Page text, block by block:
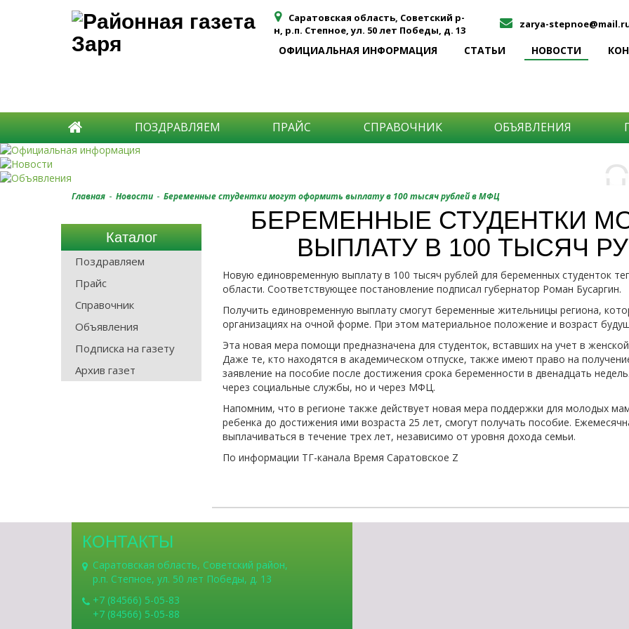
Саратовская область, Советский р-
н, р.п. Степное, ул. 50 лет Победы, д. 13
zarya-
ОФИЦИАЛЬНАЯ ИНФОРМАЦИЯ СТАТЬИ НОВОСТИ
ПОЗДРАВЛЯЕМ ПРАЙС СПРАВОЧНИК ОБЪЯВЛЕНИЯ
-
-
-
-
-
О
Главная - Новости - Беременные студентки могут оформить выплату в 100 тысяч рублей в МФЦ
Каталог
Поздравляем
Прайс
Справочник
Объявления
Подписка на газету
Архив газет
БЕРЕМЕННЫЕ СТУДЕНТКИ
ВЫПЛАТУ В 100 ТЫСЯЧ
Новую единовременную выплату в 100 тысяч рублей для беременных студенток
области. Соответствующее постановление подписал губернатор Роман Бусаргин.
Получить единовременную выплату смогут беременные жительницы региона,
организациях на очной форме. При этом материальное положение и возраст
Эта новая мера помощи предназначена для студенток, вставших на учет в
Даже те, кто находятся в академическом отпуске, также имеют право на
заявление на пособие после достижения срока беременности в двенадцать
через социальные службы, но и через МФЦ.
Напомним, что в регионе также действует новая мера поддержки для молодых
ребенка до достижения ими возраста 25 лет, смогут получать пособие.
выплачиваться в течение трех лет, независимо от уровня дохода семьи.
По информации ТГ-канала Время Саратовское Z
КОНТАКТЫ
Саратовская область, Советский район,
р.п. Степное, ул. 50 лет Победы, д. 13
+7 (84566) 5-05-83
+7 (84566) 5-05-88